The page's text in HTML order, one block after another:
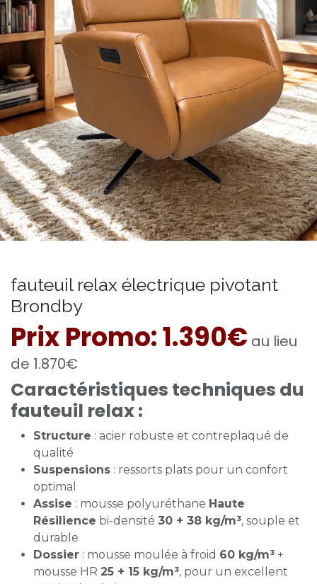
fauteuil relax électrique pivotant
Brondby
Prix Promo: 1.390€ au lieu
de 1.870€
Caractéristiques techniques du
fauteuil relax :
Structure : acier robuste et contreplaqué de
qualité
Suspensions : ressorts plats pour un confort
optimal
Assise : mousse polyuréthane Haute
Résilience bi-densité 30 + 38 kg/m³, souple et
durable
Dossier : mousse moulée à froid 60 kg/m³ +
mousse HR 25 + 15 kg/m³, pour un excellent